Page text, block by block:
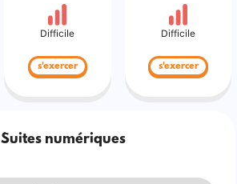
Difficile
s'exercer
Difficile
s'exercer
Suites numériques